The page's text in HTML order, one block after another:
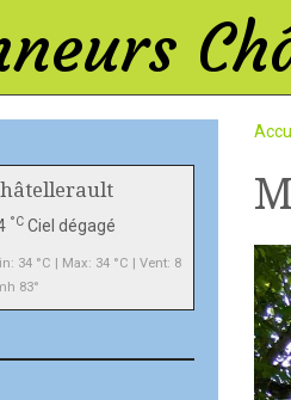
°C Ciel dégagé
34 °C | Max: 34 °C | Vent: 8
83°